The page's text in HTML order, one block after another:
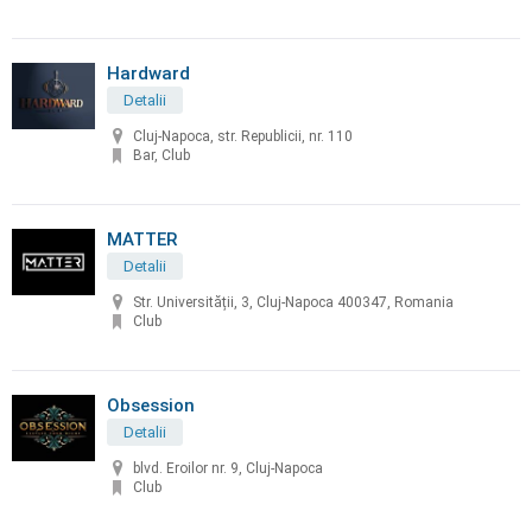
Hardward
Detalii
Cluj-Napoca, str. Republicii, nr. 110
Bar, Club
MATTER
Detalii
Str. Universității, 3, Cluj-Napoca 400347, Romania
Club
Obsession
Detalii
blvd. Eroilor nr. 9, Cluj-Napoca
Club